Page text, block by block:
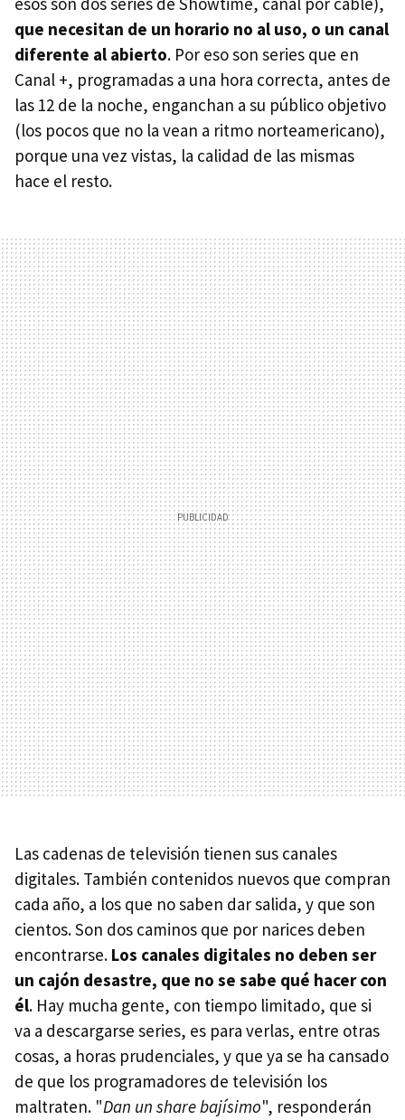
que necesitan de un horario no al uso, o un canal
diferente al abierto. Por eso son series que en
Canal +, programadas a una hora correcta, antes de
las 12 de la noche, enganchan a su público objetivo
(los pocos que no la vean a ritmo norteamericano),
porque una vez vistas, la calidad de las mismas
hace el resto.
Las cadenas de televisión tienen sus canales
digitales. También contenidos nuevos que compran
cada año, a los que no saben dar salida, y que son
cientos. Son dos caminos que por narices deben
encontrarse. Los canales digitales no deben ser
un cajón desastre, que no se sabe qué hacer con
él. Hay mucha gente, con tiempo limitado, que si
va a descargarse series, es para verlas, entre otras
cosas, a horas prudenciales, y que ya se ha cansado
de que los programadores de televisión los
maltraten. "Dan un share bajísimo", responderán